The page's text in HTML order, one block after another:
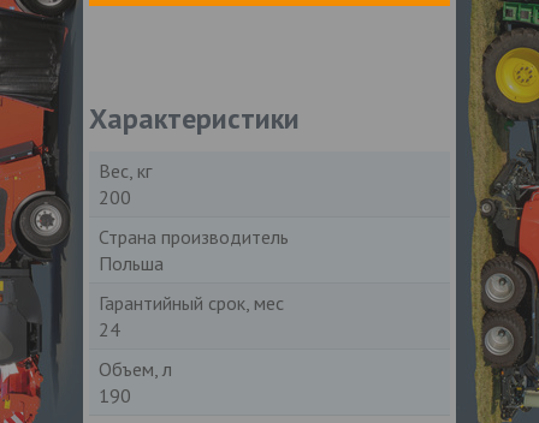
Характеристики
Вес, кг
200
Страна производитель
Польша
Гарантийный срок, мес
24
Объем, л
190